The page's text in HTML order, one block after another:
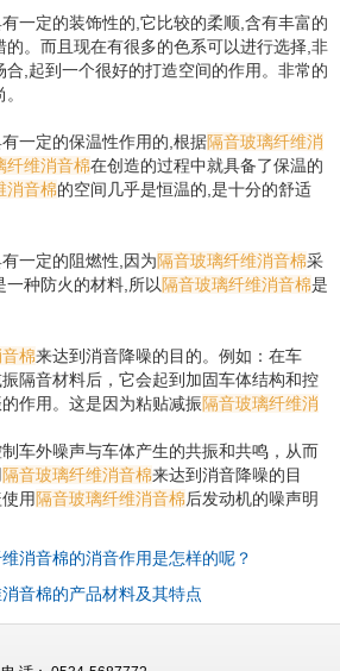
一定的装饰性的,它比较的柔顺,含有丰富的
的。而且现在有很多的色系可以进行选择,非
,起到一个很好的打造空间的作用。非常的
一定的保温性作用的,根据隔音玻璃纤维消
纤维消音棉在创造的过程中就具备了保温的
消音棉的空间几乎是恒温的,是十分的舒适
一定的阻燃性,因为隔音玻璃纤维消音棉采
一种防火的材料,所以 隔音玻璃纤维消音棉是
棉来达到消音降噪的目的。例如：在车
隔音材料后，它会起到加固车体结构和控
作用。这是因为粘贴减振隔音玻璃纤维消
车外噪声与车体产生的共振和共鸣，从而
隔音玻璃纤维消音棉来达到消音降噪的目
用 隔音玻璃纤维消音棉后发动机的噪声明
消音棉的消音作用是怎样的呢？
音棉的产品材料及其特点